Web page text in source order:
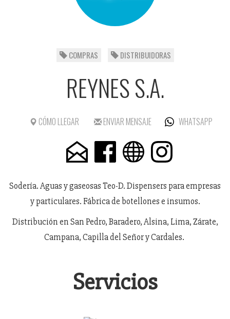
COMPRAS DISTRIBUIDORAS
REYNES S.A.
CÓMO LLEGAR ENVIAR MENSAJE WHATSAPP
Sodería. Aguas y gaseosas Teo-D. Dispensers para empresas
y particulares. Fábrica de botellones e insumos.
Distribución en San Pedro, Baradero, Alsina, Lima, Zárate,
Campana, Capilla del Señor y Cardales.
Servicios